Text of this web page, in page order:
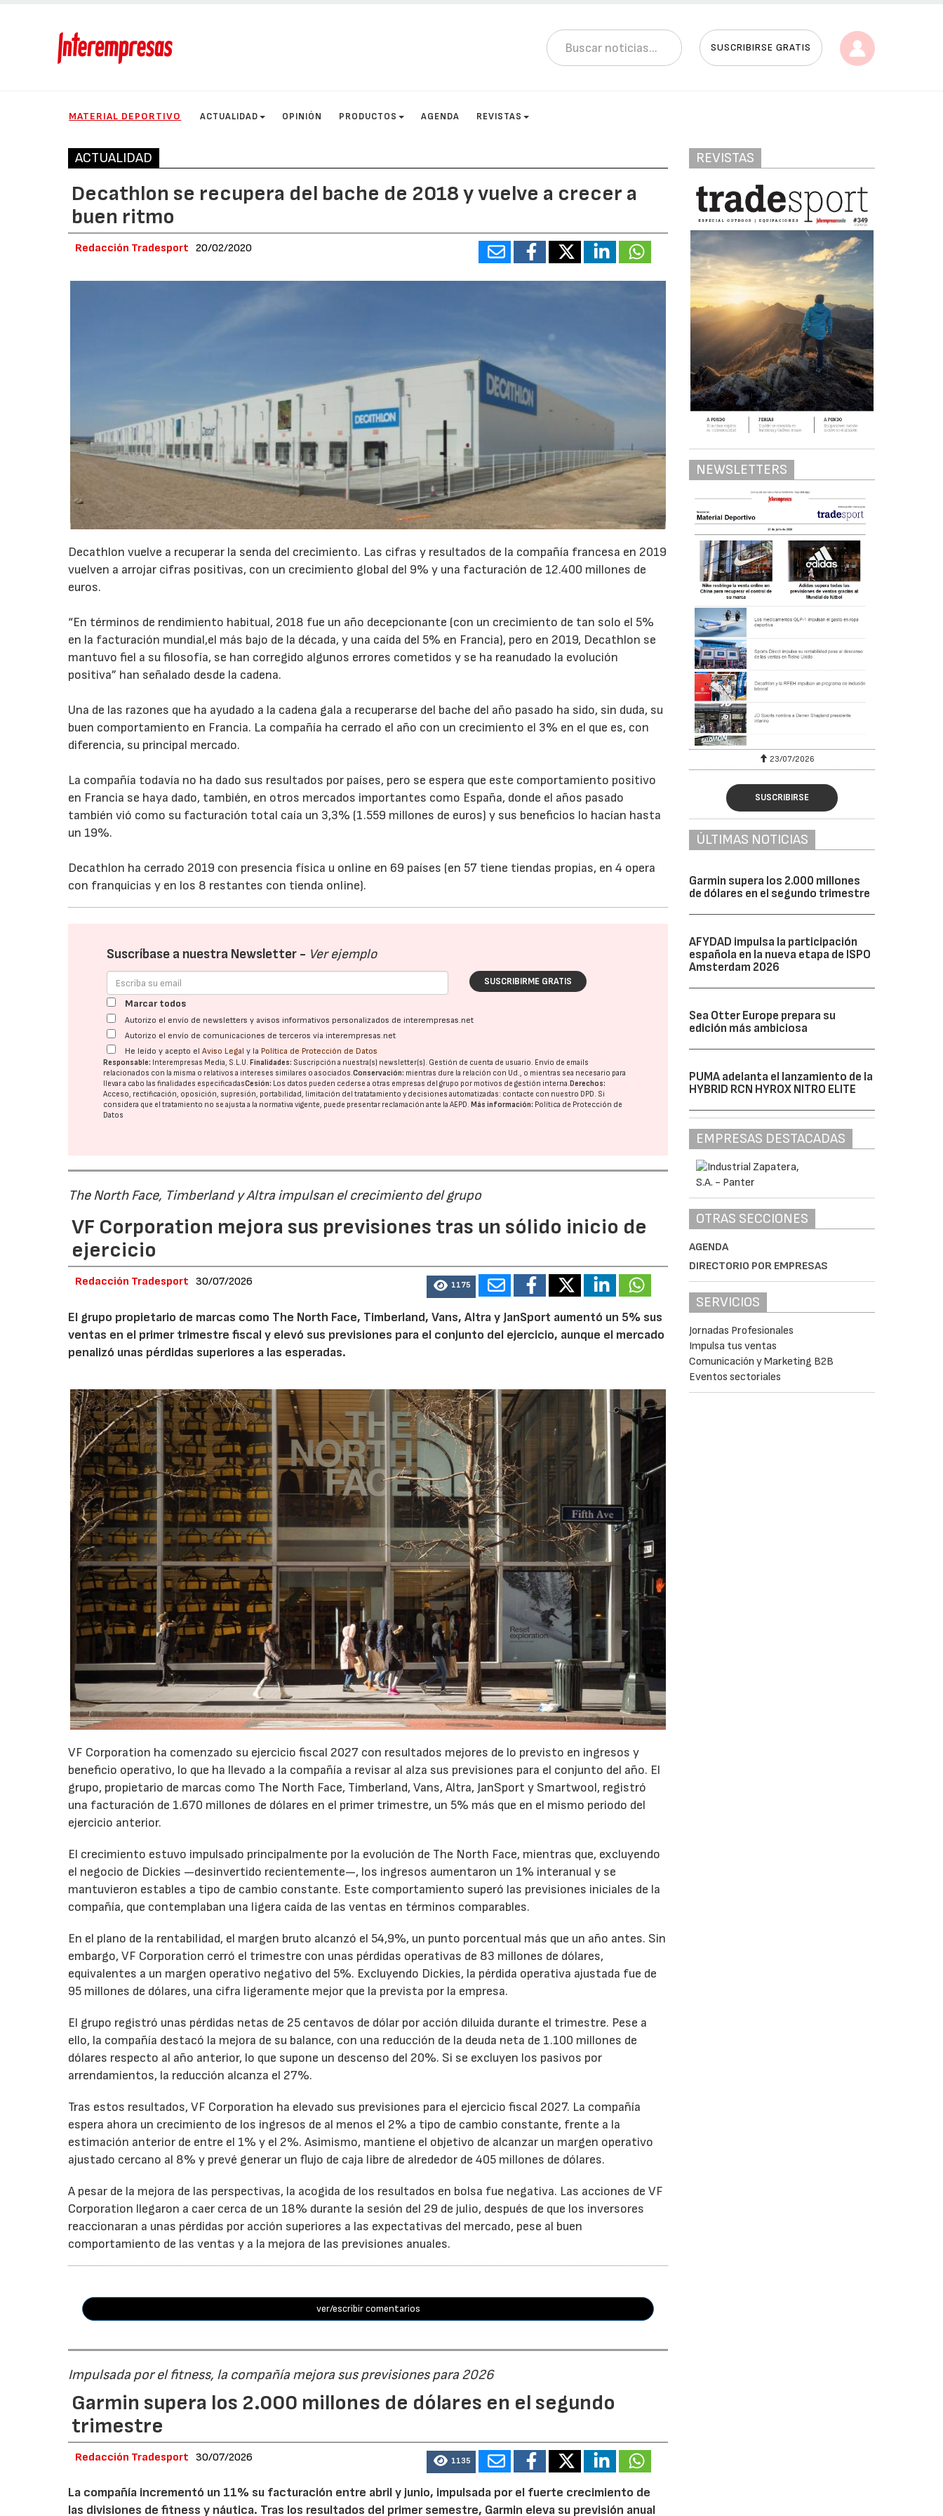
SUSCRIBIRSE GRATIS
MATERIAL DEPORTIVO ACTUALIDAD OPINIÓN PRODUCTOS AGENDA REVISTAS
ACTUALIDAD
Decathlon se recupera del bache de 2018 y vuelve a crecer a
buen ritmo
Redacción Tradesport 20/02/2020
Decathlon vuelve a recuperar la senda del crecimiento. Las cifras y resultados de la compañía francesa en 2019
vuelven a arrojar cifras positivas, con un crecimiento global del 9% y una facturación de 12.400 millones de
euros.
“En términos de rendimiento habitual, 2018 fue un año decepcionante (con un crecimiento de tan solo el 5%
en la facturación mundial,el más bajo de la década, y una caída del 5% en Francia), pero en 2019, Decathlon se
mantuvo fiel a su filosofía, se han corregido algunos errores cometidos y se ha reanudado la evolución
positiva” han señalado desde la cadena.
Una de las razones que ha ayudado a la cadena gala a recuperarse del bache del año pasado ha sido, sin duda, su
buen comportamiento en Francia. La compañía ha cerrado el año con un crecimiento el 3% en el que es, con
diferencia, su principal mercado.
La compañía todavía no ha dado sus resultados por países, pero se espera que este comportamiento positivo
en Francia se haya dado, también, en otros mercados importantes como España, donde el años pasado
también vió como su facturación total caía un 3,3% (1.559 millones de euros) y sus beneficios lo hacían hasta
un 19%.
Decathlon ha cerrado 2019 con presencia física u online en 69 países (en 57 tiene tiendas propias, en 4 opera
con franquicias y en los 8 restantes con tienda online).
Suscríbase a nuestra Newsletter - Ver ejemplo
SUSCRIBIRME GRATIS
Marcar todos
Autorizo el envío de newsletters y avisos informativos personalizados de interempresas.net
Autorizo el envío de comunicaciones de terceros vía interempresas.net
He leído y acepto elAviso Legal y la Política de Protección de Datos
Responsable: Interempresas Media, S.L.U. Finalidades: Suscripción a nuestra(s) newsletter(s). Gestión de cuenta de usuario. Envío de emails
relacionados con la misma o relativos a intereses similares o asociados.Conservación: mientras dure la relación con Ud., o mientras sea necesario para
llevar a cabo las finalidades especificadasCesión: Los datos pueden cederse a otras empresas del grupo por motivos de gestión interna. Derechos:
Acceso, rectificación, oposición, supresión, portabilidad, limitación del tratatamiento y decisiones automatizadas: contacte con nuestro DPD. Si
considera que el tratamiento no se ajusta a la normativa vigente, puede presentar reclamación ante laAEPD. Más información: Política de Protección de
Datos
The North Face, Timberland y Altra impulsan el crecimiento del grupo
VF Corporation mejora sus previsiones tras un sólido inicio de
ejercicio
Redacción Tradesport 30/07/2026 1175
El grupo propietario de marcas como The North Face, Timberland, Vans, Altra y JanSport aumentó un 5% sus
ventas en el primer trimestre fiscal y elevó sus previsiones para el conjunto del ejercicio, aunque el mercado
penalizó unas pérdidas superiores a las esperadas.
VF Corporation ha comenzado su ejercicio fiscal 2027 con resultados mejores de lo previsto en ingresos y
beneficio operativo, lo que ha llevado a la compañía a revisar al alza sus previsiones para el conjunto del año. El
grupo, propietario de marcas como The North Face, Timberland, Vans, Altra, JanSport y Smartwool, registró
una facturación de 1.670 millones de dólares en el primer trimestre, un 5% más que en el mismo periodo del
ejercicio anterior.
El crecimiento estuvo impulsado principalmente por la evolución de The North Face, mientras que, excluyendo
el negocio de Dickies —desinvertido recientemente—, los ingresos aumentaron un 1% interanual y se
mantuvieron estables a tipo de cambio constante. Este comportamiento superó las previsiones iniciales de la
compañía, que contemplaban una ligera caída de las ventas en términos comparables.
En el plano de la rentabilidad, el margen bruto alcanzó el 54,9%, un punto porcentual más que un año antes. Sin
embargo, VF Corporation cerró el trimestre con unas pérdidas operativas de 83 millones de dólares,
equivalentes a un margen operativo negativo del 5%. Excluyendo Dickies, la pérdida operativa ajustada fue de
95 millones de dólares, una cifra ligeramente mejor que la prevista por la empresa.
El grupo registró unas pérdidas netas de 25 centavos de dólar por acción diluida durante el trimestre. Pese a
ello, la compañía destacó la mejora de su balance, con una reducción de la deuda neta de 1.100 millones de
dólares respecto al año anterior, lo que supone un descenso del 20%. Si se excluyen los pasivos por
arrendamientos, la reducción alcanza el 27%.
Tras estos resultados, VF Corporation ha elevado sus previsiones para el ejercicio fiscal 2027. La compañía
espera ahora un crecimiento de los ingresos de al menos el 2% a tipo de cambio constante, frente a la
estimación anterior de entre el 1% y el 2%. Asimismo, mantiene el objetivo de alcanzar un margen operativo
ajustado cercano al 8% y prevé generar un flujo de caja libre de alrededor de 405 millones de dólares.
A pesar de la mejora de las perspectivas, la acogida de los resultados en bolsa fue negativa. Las acciones de VF
Corporation llegaron a caer cerca de un 18% durante la sesión del 29 de julio, después de que los inversores
reaccionaran a unas pérdidas por acción superiores a las expectativas del mercado, pese al buen
comportamiento de las ventas y a la mejora de las previsiones anuales.
ver/escribir comentarios
Impulsada por el fitness, la compañía mejora sus previsiones para 2026
Garmin supera los 2.000 millones de dólares en el segundo
trimestre
Redacción Tradesport 30/07/2026 1135
La compañía incrementó un 11% su facturación entre abril y junio, impulsada por el fuerte crecimiento de
las divisiones de fitness y náutica. Tras los resultados del primer semestre, Garmin eleva su previsión anual
REVISTAS
NEWSLETTERS
23/07/2026
SUSCRIBIRSE
ÚLTIMAS NOTICIAS
Garmin supera los 2.000 millones
de dólares en el segundo trimestre
AFYDAD impulsa la participación
española en la nueva etapa de ISPO
Amsterdam 2026
Sea Otter Europe prepara su
edición más ambiciosa
PUMA adelanta el lanzamiento de la
HYBRID RCN HYROX NITRO ELITE
EMPRESAS DESTACADAS
OTRAS SECCIONES
AGENDA
DIRECTORIO POR EMPRESAS
SERVICIOS
Jornadas Profesionales
Impulsa tus ventas
Comunicación y Marketing B2B
Eventos sectoriales